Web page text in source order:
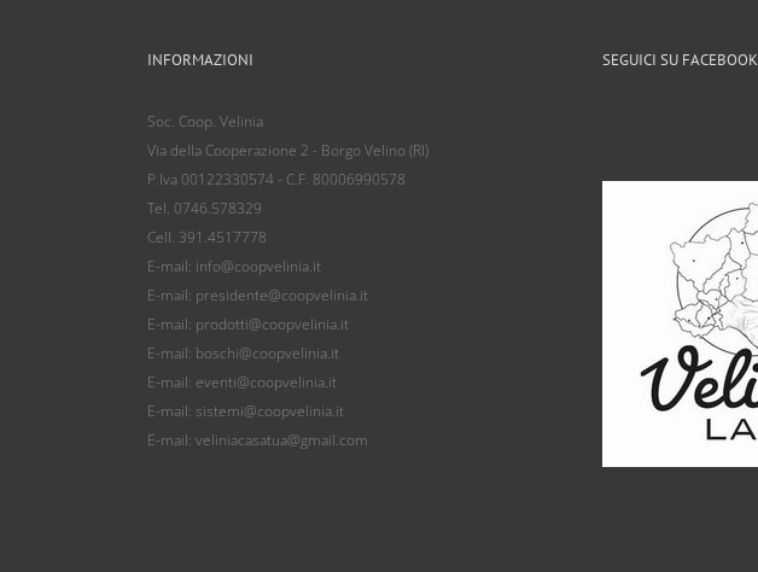
INFORMAZIONI
Soc. Coop. Velinia
Via della Cooperazione 2 - Borgo Velino (RI)
P.Iva 00122330574 - C.F. 80006990578
Tel. 0746.578329
Cell. 391.4517778
E-mail: info@coopvelinia.it
E-mail: presidente@coopvelinia.it
E-mail: prodotti@coopvelinia.it
E-mail: boschi@coopvelinia.it
E-mail: eventi@coopvelinia.it
E-mail: sistemi@coopvelinia.it
E-mail: veliniacasatua@gmail.com
SEGUICI SU FACEBOOK